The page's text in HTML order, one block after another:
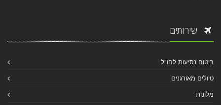
שירותים
ביטוח נסיעות לחו"ל
טיולים מאורגנים
מלונות